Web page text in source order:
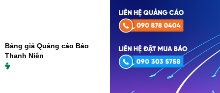
Bảng giá Quảng cáo Báo
Thanh Niên